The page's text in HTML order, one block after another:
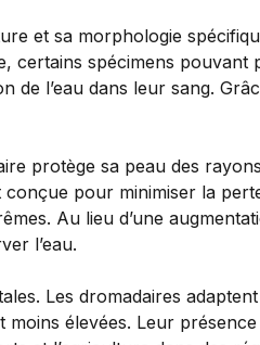
et sa morphologie
certains spécimens pouvant
de l’eau dans leur sang.
protège sa peau des
pour minimiser la perte
Au lieu d’une
l’eau.
Les dromadaires
élevées. Leur présence